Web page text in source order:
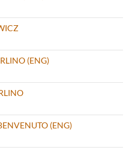
(ENG)
(ENG)